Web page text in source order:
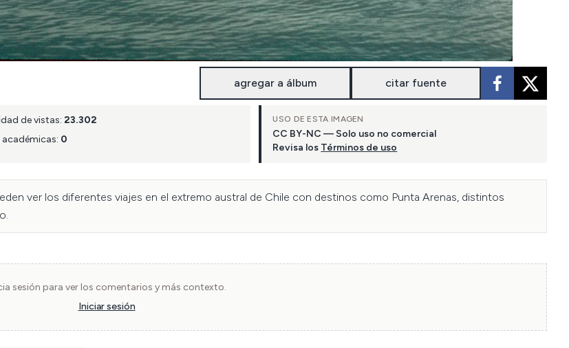
agregar a álbum citar fuente
de vistas: 23.302
académicas: 0
USO DE ESTA IMAGEN
CC BY-NC — Solo uso no comercial
Revisa los Términos de uso
ver los diferentes viajes en el extremo austral de Chile con destinos como Punta Arenas, distintos
sesión para ver los comentarios y más contexto.
Iniciar sesión